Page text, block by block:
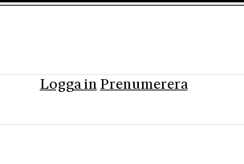
Logga in Prenumerera